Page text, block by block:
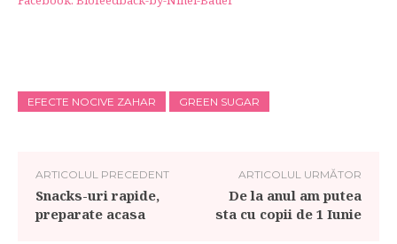
EFECTE NOCIVE ZAHAR GREEN SUGAR
ARTICOLUL PRECEDENT
Snacks-uri rapide,
preparate acasa
ARTICOLUL URMĂTOR
De la anul am putea
sta cu copii de 1 Iunie